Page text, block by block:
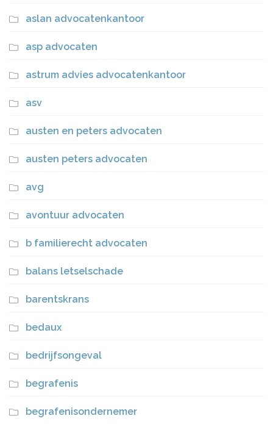
aslan advocatenkantoor
asp advocaten
astrum advies advocatenkantoor
asv
austen en peters advocaten
austen peters advocaten
avg
avontuur advocaten
b familierecht advocaten
balans letselschade
barentskrans
bedaux
bedrijfsongeval
begrafenis
begrafenisondernemer